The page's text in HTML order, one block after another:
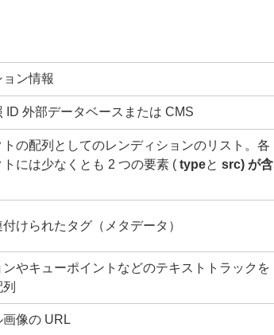
ン情報
ID 外部データベースまたは CMS
トの配列としてのレンディションのリスト。各
には少なくとも 2 つの要素 ( typeと src) が含
けられたタグ（メタデータ）
ンやキューポイントなどのテキストトラックを
像の URL